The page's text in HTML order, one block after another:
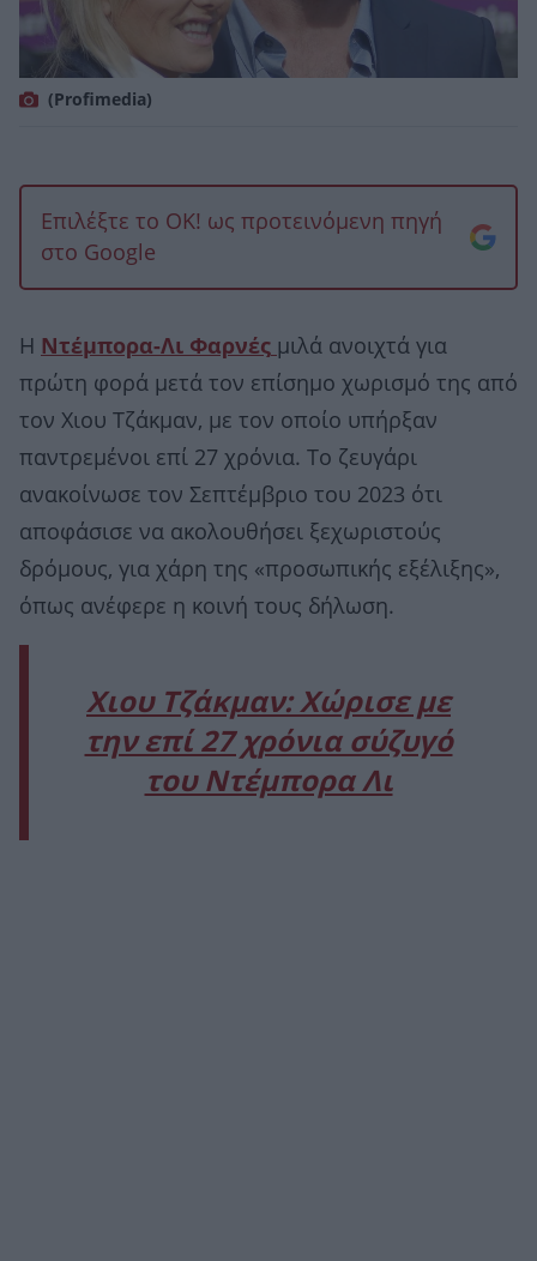
(Profimedia)
Επιλέξτε το OK! ως προτεινόμενη πηγή
στο Google
Η Ντέμπορα-Λι Φαρνές μιλά ανοιχτά για
πρώτη φορά μετά τον επίσημο χωρισμό της από
τον Χιου Τζάκμαν, με τον οποίο υπήρξαν
παντρεμένοι επί 27 χρόνια. Το ζευγάρι
ανακοίνωσε τον Σεπτέμβριο του 2023 ότι
αποφάσισε να ακολουθήσει ξεχωριστούς
δρόμους, για χάρη της «προσωπικής εξέλιξης»,
όπως ανέφερε η κοινή τους δήλωση.
Χιου Τζάκμαν: Χώρισε με
την επί 27 χρόνια σύζυγό
του Ντέμπορα Λι